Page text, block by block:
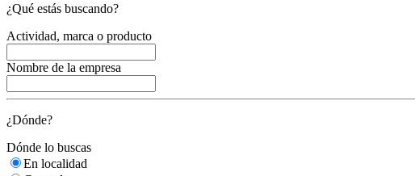
¿Qué estás buscando?
Actividad, marca o producto
Nombre de la empresa
¿Dónde?
Dónde lo buscas
En localidad